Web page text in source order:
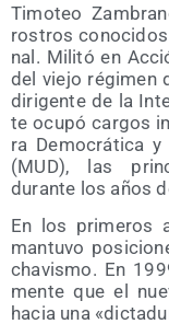
Timo­teo
ros­tros
nal. Mili­tó en
del vie­jo régi­men
diri­gen­te de la
te ocu­pó car­gos
ra Demo­crá­ti­ca
(MUD), las
duran­te los años
En los pri­me­ros
man­tu­vo
cha­vis­mo. En
men­te que el
hacia una